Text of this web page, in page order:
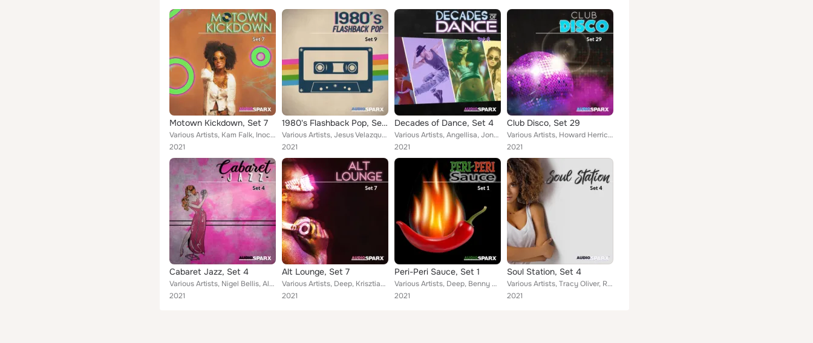
Motown Kickdown, Set 7
Various Artists, Kam Falk, Inochi, Sound Found Music Group, Paula James Chavis, Jive Ass Sleepers, Adagio Music, Mind Exchange, ...
2021
1980's Flashback Pop, Set 9
Various Artists, Jesus Velazquez, Ideascapes Music, The Cucumbers, Matthew Greasley, Listen Vision, Gil Small Jr, KGMP Music Mac...
2021
Decades of Dance, Set 4
Various Artists, Angellisa, Jonathan Morning, Sophia Syndicate, Ola Melander, Erwin Steijlen, Jive Ass Sleepers, Code Switcher, ...
2021
Club Disco, Set 29
Various Artists, Howard Herrick, Sophia Stutchbury, Ike Albert, VenueConnection, Jive Ass Sleepers, Ed Napoli, Marcos H. Bolanos...
2021
Cabaret Jazz, Set 4
Various Artists, Nigel Bellis, Alan Fagan, Norman Treiger, Carl Miles, Pere Soto, Mark Allaway (CWP), Boris Grann, Rik Roberts, ...
2021
Alt Lounge, Set 7
Various Artists, Deep, Krisztian Vass, Bajatoshi, Jive Ass Sleepers, Tracing Arcs, Record/Play Music, Plastic Teardrops, Boris G...
2021
Peri-Peri Sauce, Set 1
Various Artists, Deep, Benny Bellamacina, Toniks, TAL THE1, DJ Lantan, Chris Rowand, Moarn, Boris Grann, Michael Wheeler, Ziki Z...
2021
Soul Station, Set 4
Various Artists, Tracy Oliver, Robert Johnson, Leon Ayers Jr., Add-On Music Group, Jive Ass Sleepers, King Daddy Dee, Jamie Spar...
2021